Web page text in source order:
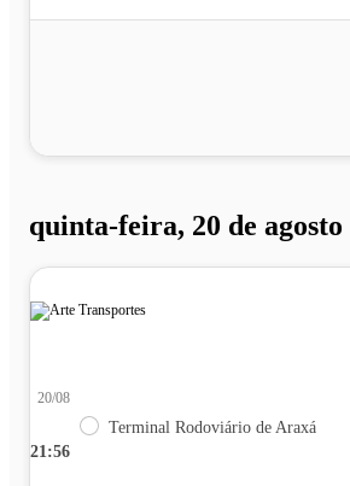
quinta-feira, 20 de agosto
21:56
20/08
Terminal Rodoviário de Araxá